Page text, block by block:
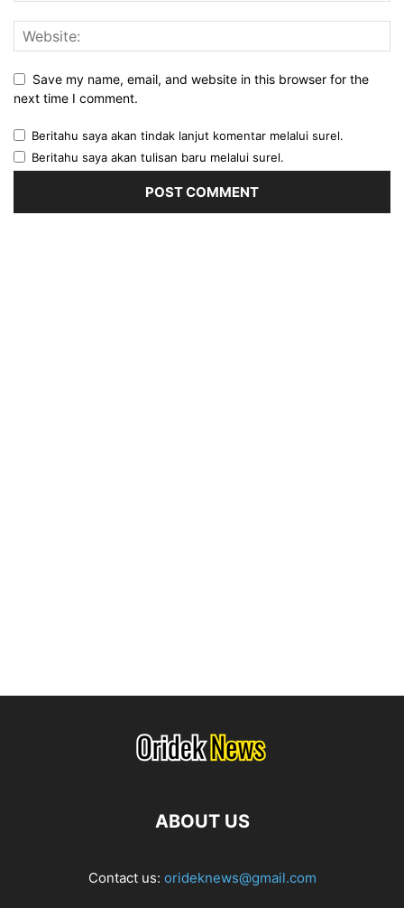
Save my name, email, and website in this browser for the
next time I comment.
Beritahu saya akan tindak lanjut komentar melalui surel.
Beritahu saya akan tulisan baru melalui surel.
ABOUT US
Contact us: orideknews@gmail.com